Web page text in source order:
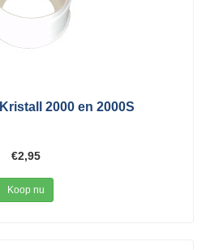
2000 en 2000S
€2,95
Koop nu